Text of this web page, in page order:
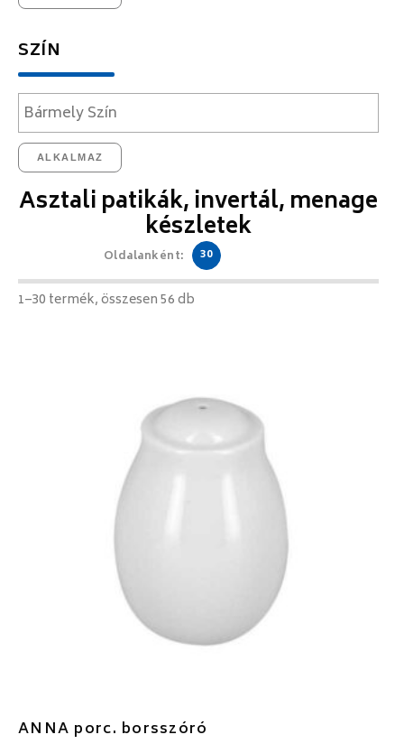
SZÍN
ALKALMAZ
Asztali patikák, invertál, menage
készletek
Oldalanként: 30
1–30 termék, összesen 56 db
ANNA porc. borsszóró